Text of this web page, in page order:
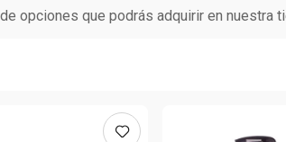
opciones que podrás adquirir en nuestra